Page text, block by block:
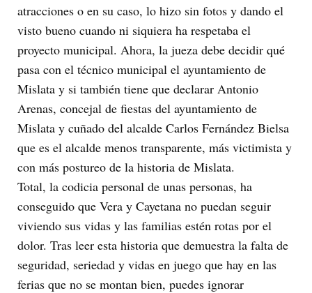
atracciones o en su caso, lo hizo sin fotos y dando el
visto bueno cuando ni siquiera ha respetaba el
proyecto municipal. Ahora, la jueza debe decidir qué
pasa con el técnico municipal el ayuntamiento de
Mislata y si también tiene que declarar Antonio
Arenas, concejal de fiestas del ayuntamiento de
Mislata y cuñado del alcalde Carlos Fernández Bielsa
que es el alcalde menos transparente, más victimista y
con más postureo de la historia de Mislata.
Total, la codicia personal de unas personas, ha
conseguido que Vera y Cayetana no puedan seguir
viviendo sus vidas y las familias estén rotas por el
dolor. Tras leer esta historia que demuestra la falta de
seguridad, seriedad y vidas en juego que hay en las
ferias que no se montan bien, puedes ignorar